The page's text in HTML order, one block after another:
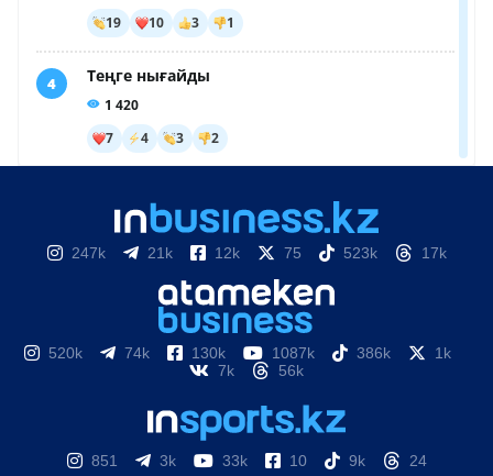
247k 21k 12k 75 523k 17k
520k 74k 130k 1087k 386k
1k
7k
56k
851 3k 33k 10 9k 24